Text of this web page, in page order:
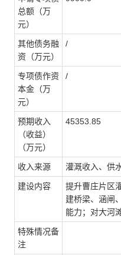
总额（万
元）
其他债务融
资（万元）
/
专项债作资
本金（万
元）
/
预期收入
（收益）
（万元）
45353.85
收入来源 灌溉收入、供
建设内容
提升曹庄片区
建桥梁、涵闸
能力；对大河
特殊情况备
注